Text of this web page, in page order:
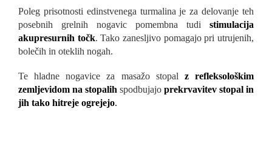
Poleg prisotnosti edinstvenega turmalina je za delovanje teh
posebnih grelnih nogavic pomembna tudi stimulacija
akupresurnih točk. Tako zanesljivo pomagajo pri utrujenih,
bolečih in oteklih nogah.
Te hladne nogavice za masažo stopal
z refleksološkim
zemljevidom na stopalih spodbujajo prekrvavitev stopal in
jih tako hitreje ogrejejo.